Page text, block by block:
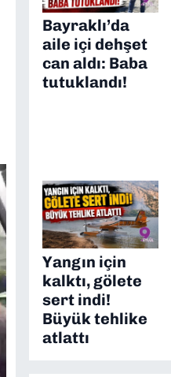
Bayraklı’da
aile içi dehşet
can aldı: Baba
tutuklandı!
Yangın için
kalktı, gölete
sert indi!
Büyük tehlike
atlattı